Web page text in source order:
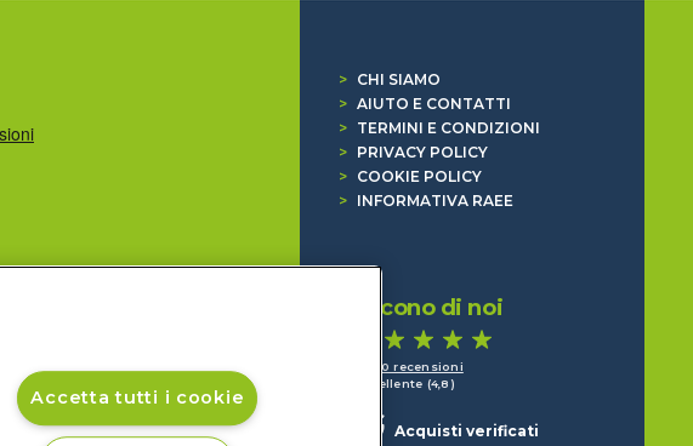
>
CHI SIAMO
> AIUTO E CONTATTI
>
TERMINI E CONDIZIONI
>
PRIVACY POLICY
>
COOKIE POLICY
>
INFORMATIVA RAEE
Dicono di noi
1.640 recensioni
Eccellente (4,8)
Acquisti verificati
Accetta tutti i cookie